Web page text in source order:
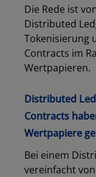
Die Rede ist
Distributed
Tokenisierung
Contracts im
Wertpapieren.
Distributed
Contracts
Wertpapiere
Bei einem
vereinfacht